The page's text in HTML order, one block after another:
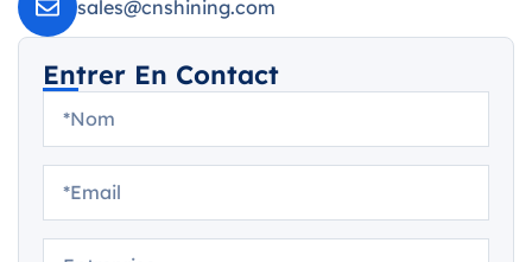
sales@cnshining.com
Entrer En Contact